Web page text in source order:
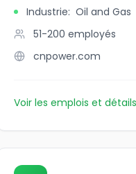
Industrie: Oil and Gas
51-200 employés
cnpower.com
Voir les emplois et détails